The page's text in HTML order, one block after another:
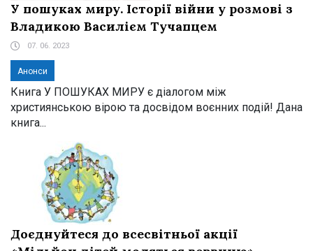
У пошуках миру. Історії війни у розмові з
Владикою Василієм Тучапцем
07. 06. 2023
Анонси
Книга У ПОШУКАХ МИРУ є діалогом між
християнською вірою та досвідом воєнних подій! Дана
книга...
Доєднуйтеся до всесвітньої акції